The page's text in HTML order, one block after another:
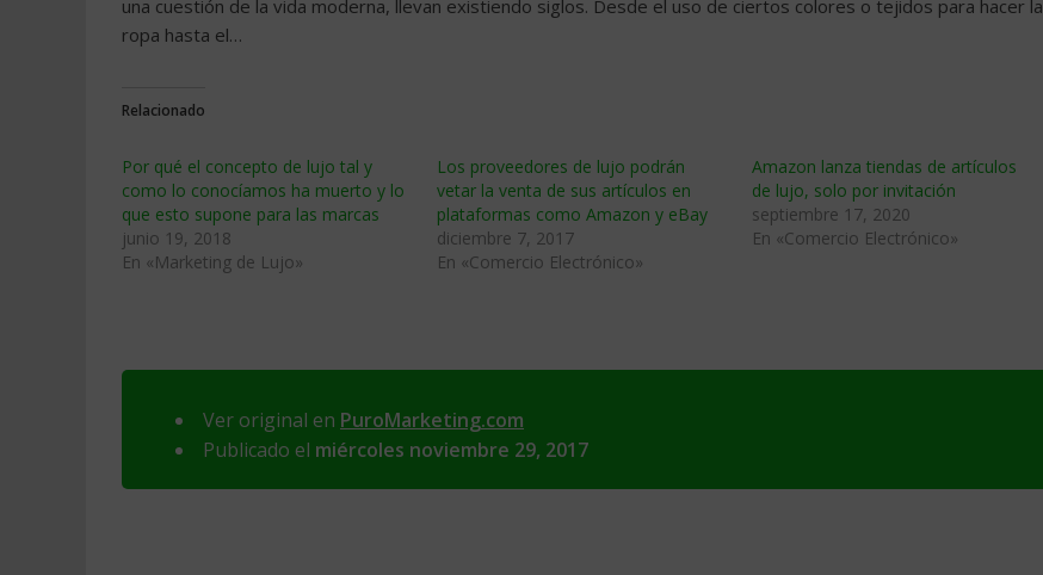
una cuestión de la vida moderna, llevan existiendo siglos. Desde el uso de ciertos colores o tejidos para hacer la
ropa hasta el…
Relacionado
Por qué el concepto de lujo tal y
como lo conocíamos ha muerto y lo
que esto supone para las marcas
junio 19, 2018
En «Marketing de Lujo»
Los proveedores de lujo podrán
vetar la venta de sus artículos en
plataformas como Amazon y eBay
diciembre 7, 2017
En «Comercio Electrónico»
Amazon lanza tiendas de artículos
de lujo, solo por invitación
septiembre 17, 2020
En «Comercio Electrónico»
Ver original en PuroMarketing.com
Publicado el miércoles noviembre 29, 2017